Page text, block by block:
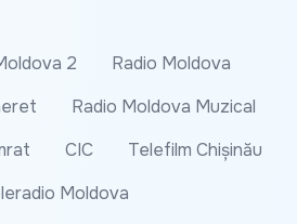
2
Radio Moldova
Radio Moldova Muzical
CIC
Telefilm Chișinău
Moldova